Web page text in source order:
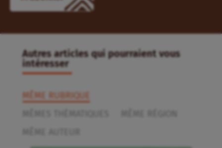
Autres articles qui pourraient vous
intéresser
MÊME RUBRIQUE